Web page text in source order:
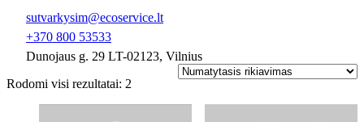
sutvarkysim@ecoservice.lt
+370 800 53533
Dunojaus g. 29 LT-02123, Vilnius
Rodomi visi rezultatai: 2